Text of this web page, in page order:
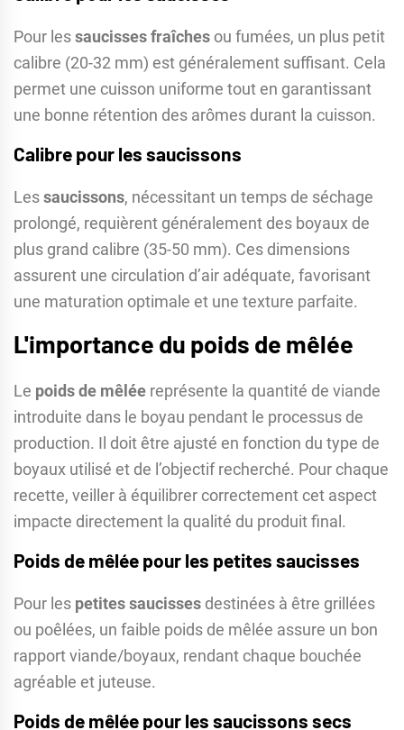
Pour lessaucisses fraîches ou fumées, un plus petit
calibre (20-32 mm) est généralement suffisant. Cela
permet une cuisson uniforme tout en garantissant
une bonne rétention des arômes durant la cuisson.
Calibre pour les saucissons
Lessaucissons, nécessitant un temps de séchage
prolongé, requièrent généralement des boyaux de
plus grand calibre (35-50 mm). Ces dimensions
assurent une circulation d’air adéquate, favorisant
une maturation optimale et une texture parfaite.
L'importance du poids de mêlée
Le poids de mêlée représente la quantité de viande
introduite dans le boyau pendant le processus de
production. Il doit être ajusté en fonction du type de
boyaux utilisé et de l’objectif recherché. Pour chaque
recette, veiller à équilibrer correctement cet aspect
impacte directement la qualité du produit final.
Poids de mêlée pour les petites saucisses
Pour les petites saucisses destinées à être grillées
ou poêlées, un faible poids de mêlée assure un bon
rapport viande/boyaux, rendant chaque bouchée
agréable et juteuse.
Poids de mêlée pour les saucissons secs